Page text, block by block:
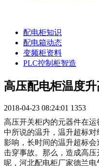
配电柜知识
配电箱动态
变频柜资料
PLC控制柜智造
高压配电柜温度
2018-04-23 08:24:01 1353
高压开关柜内的元器件在
中所说的温升，温升超标
影响，长时间的温升超标
击穿事故。那么，造成高
呢，河北配电柜厂家德兰电